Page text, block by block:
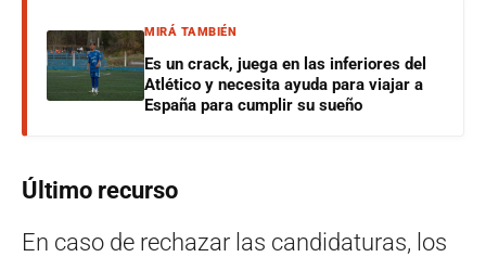
MIRÁ TAMBIÉN
Es un crack, juega en las inferiores del
Atlético y necesita ayuda para viajar a
España para cumplir su sueño
Último recurso
En caso de rechazar las candidaturas, los